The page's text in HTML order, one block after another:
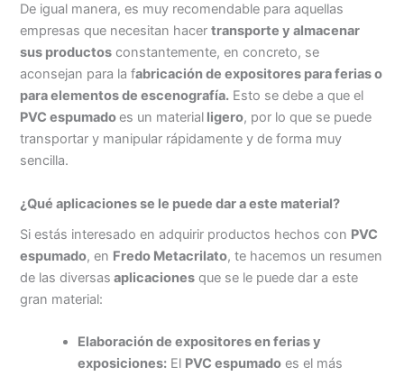
De igual manera, es muy recomendable para aquellas
empresas que necesitan hacertransporte y almacenar
sus productos constantemente, en concreto, se
aconsejan para la fabricación de expositores para ferias o
para elementos de escenografía. Esto se debe a que el
PVC espumadoes un material ligero, por lo que se puede
transportar y manipular rápidamente y de forma muy
sencilla.
¿Qué aplicaciones se le puede dar a este material?
Si estás interesado en adquirir productos hechos con PVC
espumado, en Fredo Metacrilato, te hacemos un resumen
de las diversas aplicaciones que se le puede dar a este
gran material:
Elaboración de expositores en ferias y
exposiciones: El PVC espumado es el más